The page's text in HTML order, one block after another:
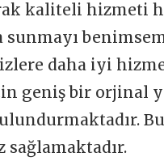
kaliteli hizmeti
daha iyi
geniş bir orjinal
sağlamaktadır.